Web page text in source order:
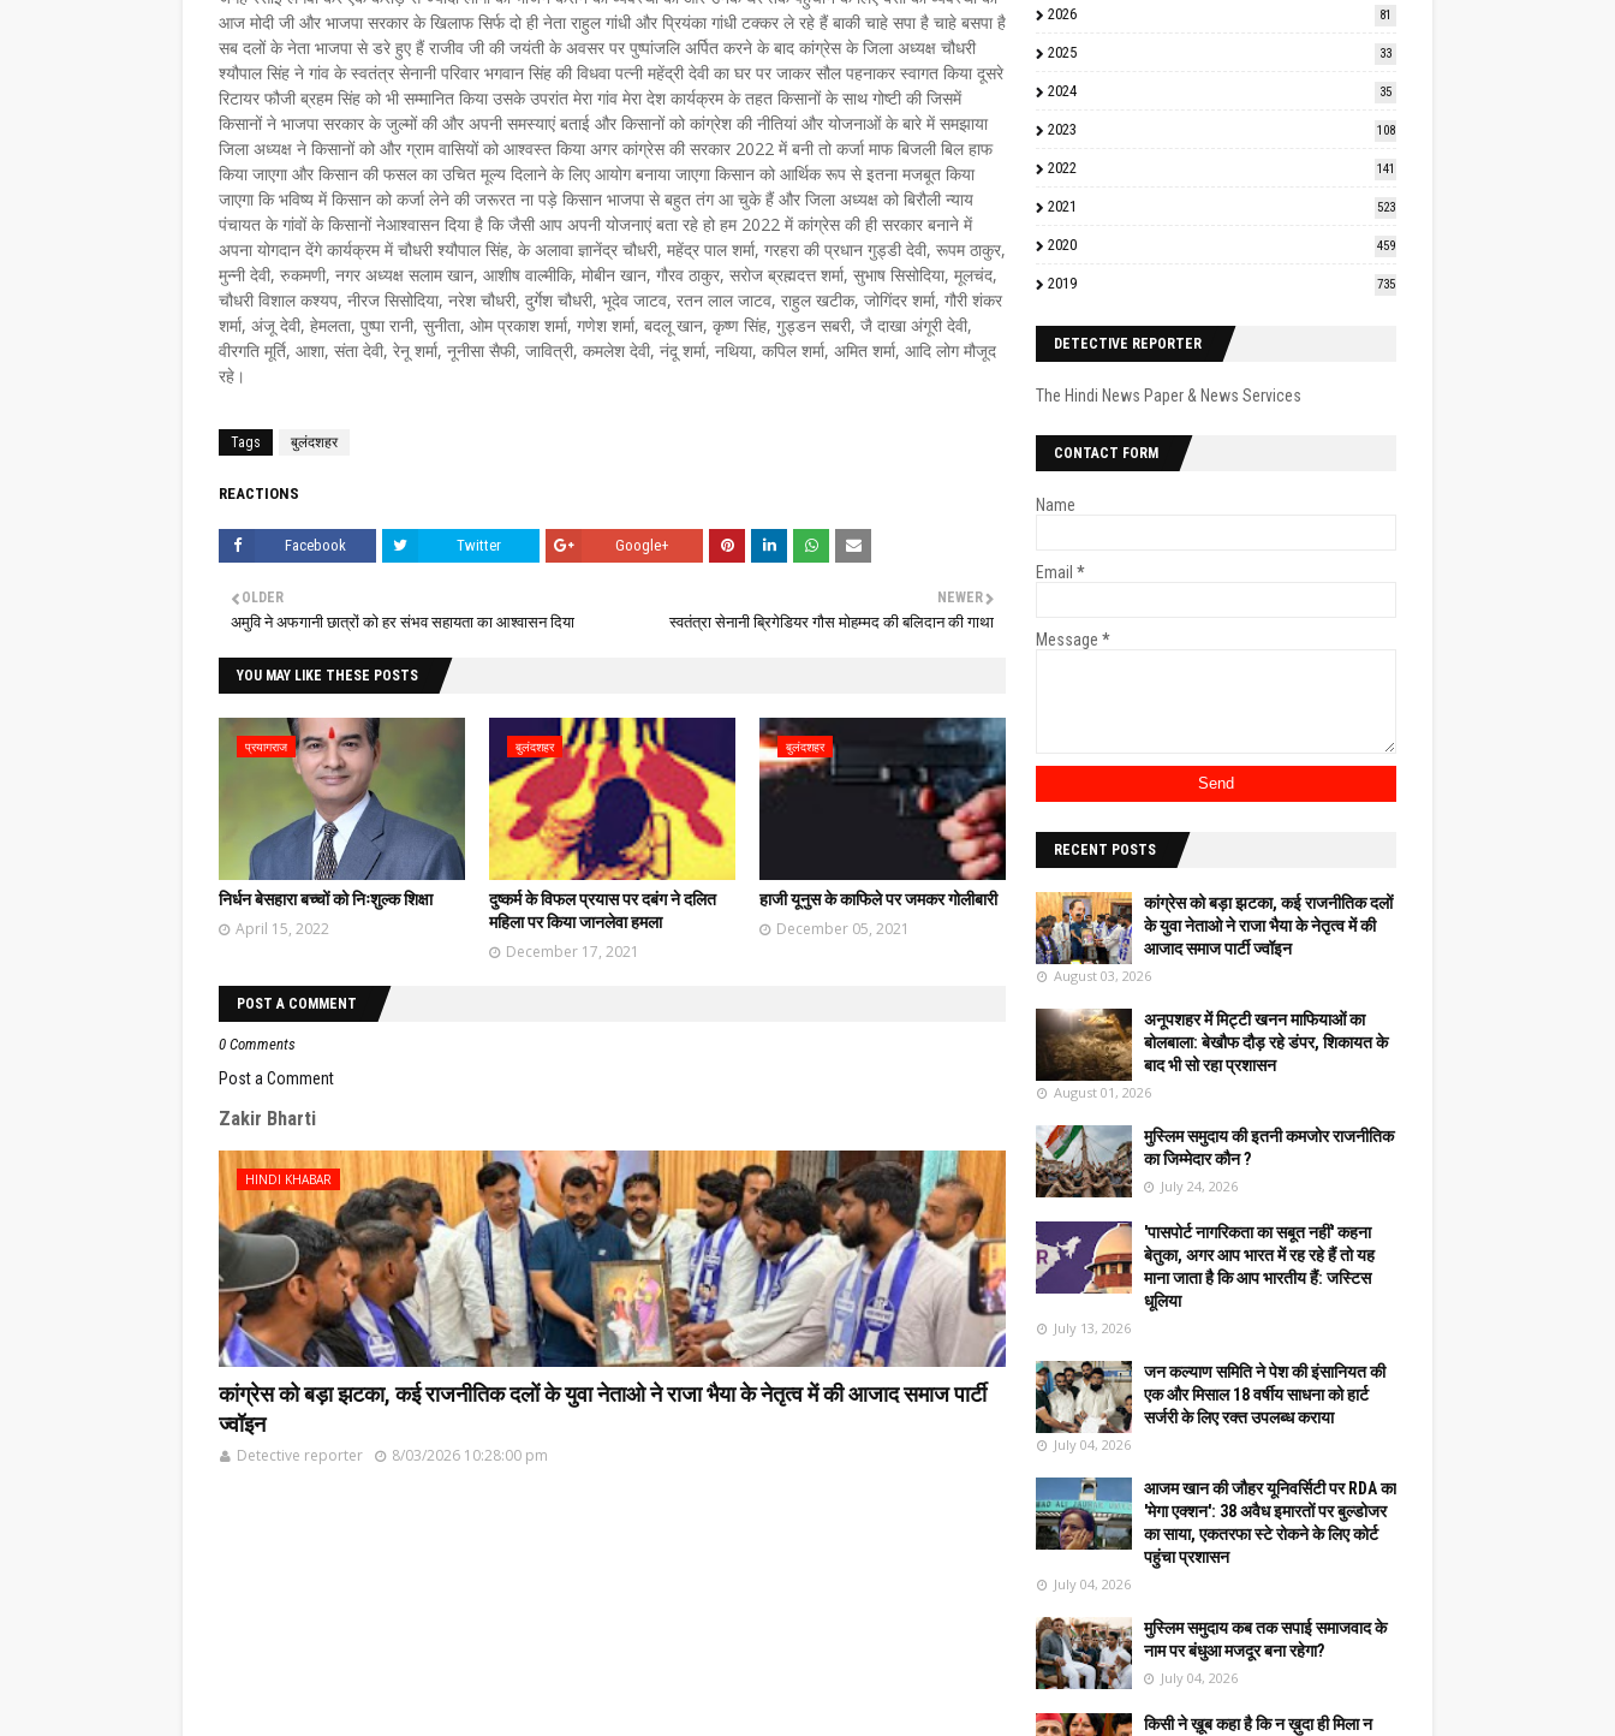
आज मोदी जी और भाजपा सरकार के खिलाफ सिर्फ दो ही नेता राहुल गांधी और प्रियंका गांधी टक्कर ले रहे हैं बाकी चाहे सपा है चाहे बसपा है
सब दलों के नेता भाजपा से डरे हुए हैं राजीव जी की जयंती के अवसर पर पुष्पांजलि अर्पित करने के बाद कांग्रेस के जिला अध्यक्ष चौधरी
श्यौपाल सिंह ने गांव के स्वतंत्र सेनानी परिवार भगवान सिंह की विधवा पत्नी महेंद्री देवी का घर पर जाकर सौल पहनाकर स्वागत किया दूसरे
रिटायर फौजी ब्रहम सिंह को भी सम्मानित किया उसके उपरांत मेरा गांव मेरा देश कार्यक्रम के तहत किसानों के साथ गोष्टी की जिसमें
किसानों ने भाजपा सरकार के जुल्मों की और अपनी समस्याएं बताई और किसानों को कांग्रेश की नीतियां और योजनाओं के बारे में समझाया
जिला अध्यक्ष ने किसानों को और ग्राम वासियों को आश्वस्त किया अगर कांग्रेस की सरकार 2022 में बनी तो कर्जा माफ बिजली बिल हाफ
किया जाएगा और किसान की फसल का उचित मूल्य दिलाने के लिए आयोग बनाया जाएगा किसान को आर्थिक रूप से इतना मजबूत किया
जाएगा कि भविष्य में किसान को कर्जा लेने की जरूरत ना पड़े किसान भाजपा से बहुत तंग आ चुके हैं और जिला अध्यक्ष को बिरौली न्याय
पंचायत के गांवों के किसानों नेआश्वासन दिया है कि जैसी आप अपनी योजनाएं बता रहे हो हम 2022 में कांग्रेस की ही सरकार बनाने में
अपना योगदान देंगे कार्यक्रम में चौधरी श्यौपाल सिंह, के अलावा ज्ञानेंद्र चौधरी, महेंद्र पाल शर्मा, गरहरा की प्रधान गुड्डी देवी, रूपम ठाकुर,
मुन्नी देवी, रुकमणी, नगर अध्यक्ष सलाम खान, आशीष वाल्मीकि, मोबीन खान, गौरव ठाकुर, सरोज ब्रह्मदत्त शर्मा, सुभाष सिसोदिया, मूलचंद,
चौधरी विशाल कश्यप, नीरज सिसोदिया, नरेश चौधरी, दुर्गेश चौधरी, भूदेव जाटव, रतन लाल जाटव, राहुल खटीक, जोगिंदर शर्मा, गौरी शंकर
शर्मा, अंजू देवी, हेमलता, पुष्पा रानी, सुनीता, ओम प्रकाश शर्मा, गणेश शर्मा, बदलू खान, कृष्ण सिंह, गुड्डन सबरी, जै दाखा अंगूरी देवी,
वीरगति मूर्ति, आशा, संता देवी, रेनू शर्मा, नूनीसा सैफी, जावित्री, कमलेश देवी, नंदू शर्मा, नथिया, कपिल शर्मा, अमित शर्मा, आदि लोग मौजूद
रहे।
Tags बुलंदशहर
REACTIONS
Facebook Twitter Google+
NEWER
स्वतंत्रा सेनानी ब्रिगेडियर गौस मोहम्मद की बलिदान की गाथा
OLDER
अमुवि ने अफगानी छात्रों को हर संभव सहायता का आश्वासन दिया
YOU MAY LIKE THESE POSTS
प्रयागराज
निर्धन बेसहारा बच्चों को निःशुल्क शिक्षा
April 15, 2022
बुलंदशहर
दुष्कर्म के विफल प्रयास पर दबंग ने दलित
महिला पर किया जानलेवा हमला
December 17, 2021
बुलंदशहर
हाजी यूनुस के काफिले पर जमकर गोलीबारी
December 05, 2021
POST A COMMENT
0 Comments
Post a Comment
Zakir Bharti
HINDI KHABAR
कांग्रेस को बड़ा झटका, कई राजनीतिक दलों के युवा नेताओ ने राजा भैया के नेतृत्व में की आजाद समाज पार्टी
ज्वॉइन
Detective reporter 8/03/2026 10:28:00 pm
2026 81
2025 33
2024 35
2023 108
2022 141
2021 523
2020 459
2019 735
DETECTIVE REPORTER
The Hindi News Paper & News Services
CONTACT FORM
Name
Email *
Message *
RECENT POSTS
कांग्रेस को बड़ा झटका, कई राजनीतिक दलों
के युवा नेताओ ने राजा भैया के नेतृत्व में की
आजाद समाज पार्टी ज्वॉइन
August 03, 2026
अनूपशहर में मिट्टी खनन माफियाओं का
बोलबाला: बेखौफ दौड़ रहे डंपर, शिकायत के
बाद भी सो रहा प्रशासन
August 01, 2026
मुस्लिम समुदाय की इतनी कमजोर राजनीतिक
का जिम्मेदार कौन ?
July 24, 2026
'पासपोर्ट नागरिकता का सबूत नहीं' कहना
बेतुका, अगर आप भारत में रह रहे हैं तो यह
माना जाता है कि आप भारतीय हैं: जस्टिस
धूलिया
July 13, 2026
जन कल्याण समिति ने पेश की इंसानियत की
एक और मिसाल 18 वर्षीय साधना को हार्ट
सर्जरी के लिए रक्त उपलब्ध कराया
July 04, 2026
आजम खान की जौहर यूनिवर्सिटी पर RDA का
'मेगा एक्शन': 38 अवैध इमारतों पर बुल्डोजर
का साया, एकतरफा स्टे रोकने के लिए कोर्ट
पहुंचा प्रशासन
July 04, 2026
मुस्लिम समुदाय कब तक सपाई समाजवाद के
नाम पर बंधुआ मजदूर बना रहेगा?
July 04, 2026
किसी ने ख़ूब कहा है कि न ख़ुदा ही मिला न